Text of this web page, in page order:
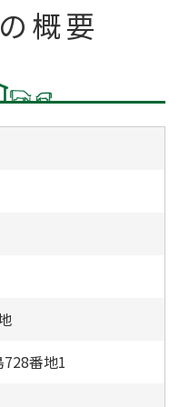
概要
番地1